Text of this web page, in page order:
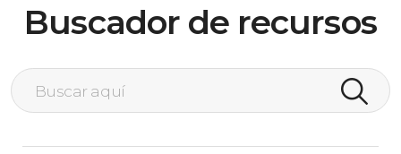
Buscador de recursos